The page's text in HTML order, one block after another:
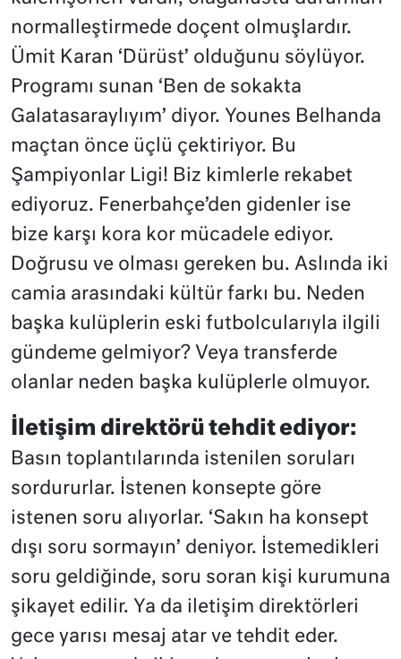
normalleştirmede doçent olmuşlardır.
Ümit Karan ‘Dürüst’ olduğunu söylüyor.
Programı sunan ‘Ben de sokakta
Galatasaraylıyım’ diyor. Younes Belhanda
maçtan önce üçlü çektiriyor. Bu
Şampiyonlar Ligi! Biz kimlerle rekabet
ediyoruz. Fenerbahçe’den gidenler ise
bize karşı kora kor mücadele ediyor.
Doğrusu ve olması gereken bu. Aslında iki
camia arasındaki kültür farkı bu. Neden
başka kulüplerin eski futbolcularıyla ilgili
gündeme gelmiyor? Veya transferde
olanlar neden başka kulüplerle olmuyor.
İletişim direktörü tehdit ediyor:
Basın toplantılarında istenilen soruları
sordururlar. İstenen konsepte göre
istenen soru alıyorlar. ‘Sakın ha konsept
dışı soru sormayın’ deniyor. İstemedikleri
soru geldiğinde, soru soran kişi kurumuna
şikayet edilir. Ya da iletişim direktörleri
gece yarısı mesaj atar ve tehdit eder.